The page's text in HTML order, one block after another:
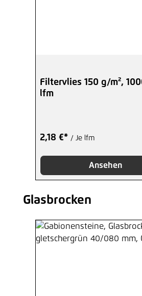
Filtervlies 150 g/m²,
lfm
2,18 €* / Je lfm
Ansehen
Produktgalerie überspringen
Glasbrocken